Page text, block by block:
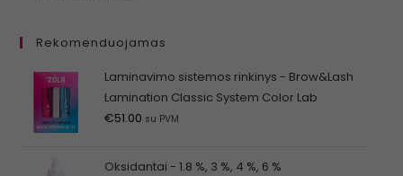
Rekomenduojamas
Laminavimo sistemos rinkinys - Brow&Lash
Lamination Classic System Color Lab
€51.00 su PVM
Oksidantai - 1.8 %, 3 %, 4 %, 6 %